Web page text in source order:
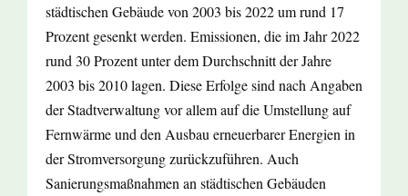
städtischen Gebäude von 2003 bis 2022 um rund 17
Prozent gesenkt werden. Emissionen, die im Jahr 2022
rund 30 Prozent unter dem Durchschnitt der Jahre
2003 bis 2010 lagen. Diese Erfolge sind nach Angaben
der Stadtverwaltung vor allem auf die Umstellung auf
Fernwärme und den Ausbau erneuerbarer Energien in
der Stromversorgung zurückzuführen. Auch
Sanierungsmaßnahmen an städtischen Gebäuden